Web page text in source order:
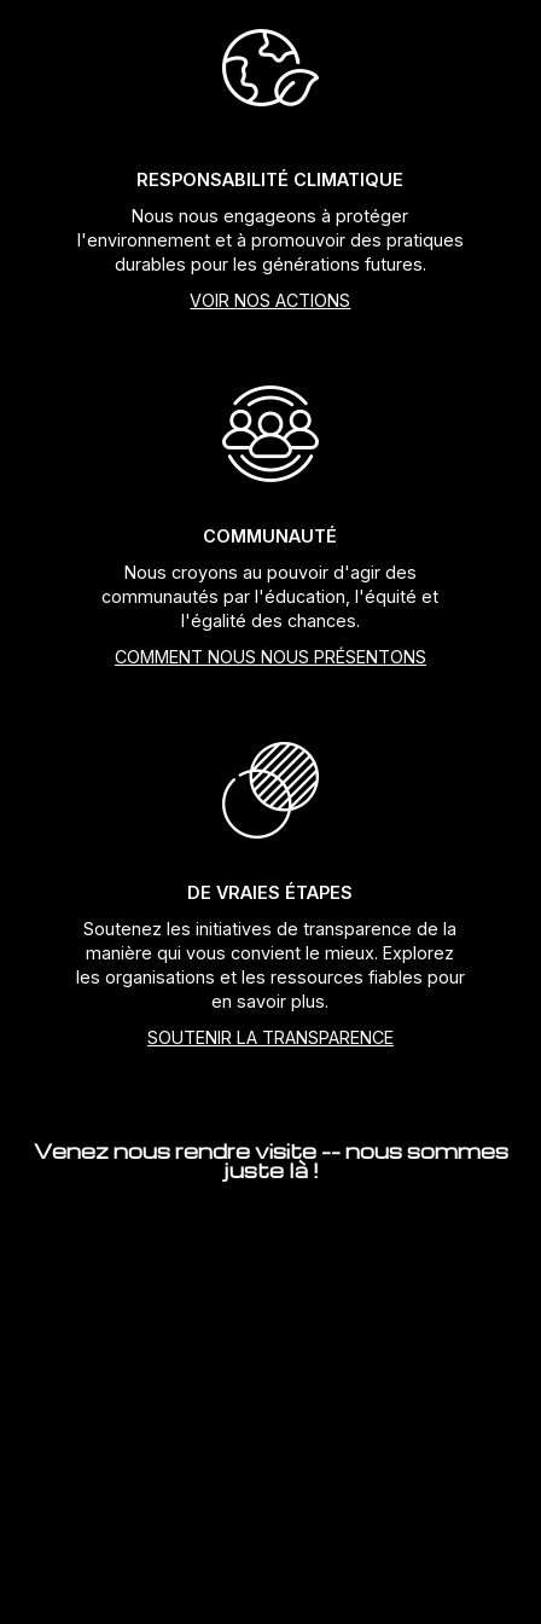
RESPONSABILITÉ CLIMATIQUE
Nous nous engageons à protéger
l'environnement et à promouvoir des pratiques
durables pour les générations futures.
VOIR NOS ACTIONS
COMMUNAUTÉ
Nous croyons au pouvoir d'agir des
communautés par l'éducation, l'équité et
l'égalité des chances.
COMMENT NOUS NOUS PRÉSENTONS
DE VRAIES ÉTAPES
Soutenez les initiatives de transparence de la
manière qui vous convient le mieux. Explorez
les organisations et les ressources fiables pour
en savoir plus.
SOUTENIR LA TRANSPARENCE
Venez nous rendre visite -- nous sommes
juste là !
Guide Chaine